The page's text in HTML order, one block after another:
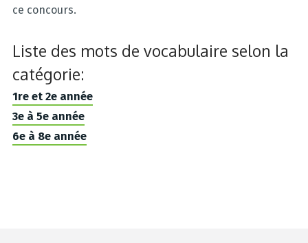
ce concours.
Liste des mots de vocabulaire selon la
catégorie:
1re et 2e année
3e à 5e année
6e à 8e année